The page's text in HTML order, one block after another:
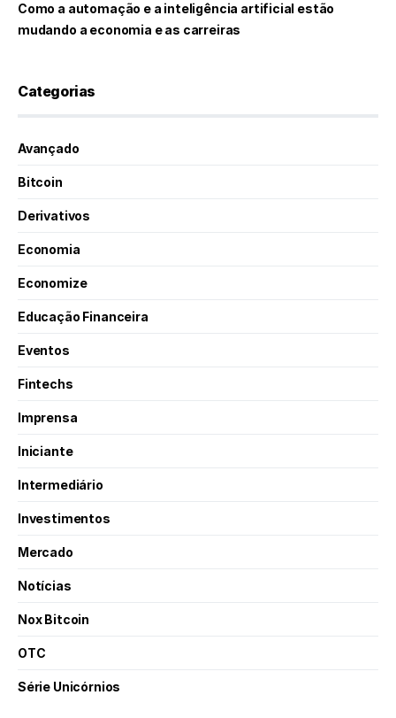
Como a automação e a inteligência artificial estão
mudando a economia e as carreiras
Categorias
Avançado
Bitcoin
Derivativos
Economia
Economize
Educação Financeira
Eventos
Fintechs
Imprensa
Iniciante
Intermediário
Investimentos
Mercado
Notícias
Nox Bitcoin
OTC
Série Unicórnios